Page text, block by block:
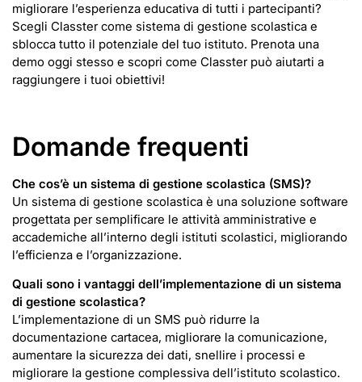
migliorare l’esperienza educativa di tutti i partecipanti?
Scegli Classter come sistema di gestione scolastica e
sblocca tutto il potenziale del tuo istituto. Prenota una
demo oggi stesso e scopri come Classter può aiutarti a
raggiungere i tuoi obiettivi!
Domande frequenti
Che cos’è un sistema di gestione scolastica (SMS)?
Un sistema di gestione scolastica è una soluzione software
progettata per semplificare le attività amministrative e
accademiche all’interno degli istituti scolastici, migliorando
l’efficienza e l’organizzazione.
Quali sono i vantaggi dell’implementazione di un sistema
di gestione scolastica?
L’implementazione di un SMS può ridurre la
documentazione cartacea, migliorare la comunicazione,
aumentare la sicurezza dei dati, snellire i processi e
migliorare la gestione complessiva dell’istituto scolastico.